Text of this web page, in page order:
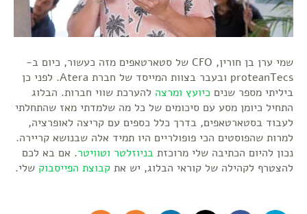
שמי ערן בן חורין, CFO של סטארטאפים מזה כעשור, כיום ב-
proteanTecs ובעבר בצוות המייסד של חברת Atera. לפני כן
ביליתי מספר שנים כיועץ ומרצה להערכת שווי חברות. הבלוג
התחיל כיומן מסע עם סיכומים של כל מה שלמדתי מאז שהתחלתי
לעבוד בסטארטאפים, בדרך כלל כספים עם קריצה לאופרציה,
למרות שהפוסטים הכי פופולריים היו תמיד אלה שבנושא קריירה.
נכון להיום הכתיבה שלי מרוכזת בניוזלטר וטוויטר. אם בא לכם
להצטרף לקהילה של קוראי הבלוג, יש את קבוצת הפייסבוק שלי.